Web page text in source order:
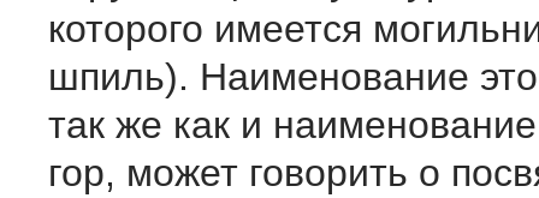
которого имеется
шпиль). Наименование
так же как и
гор, может говорить о